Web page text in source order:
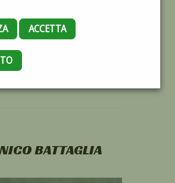
ACCETTA
BATTAGLIA